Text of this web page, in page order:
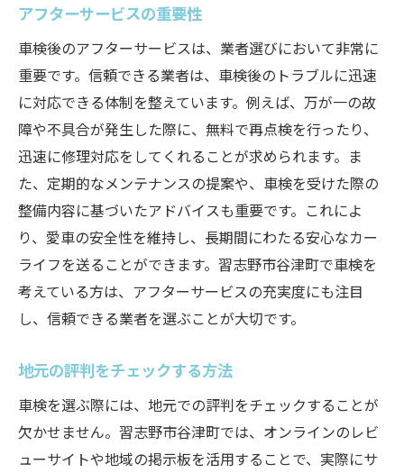
アフターサービスの重要性
車検後のアフターサービスは、業者選びにおいて非常に
重要です。信頼できる業者は、車検後のトラブルに迅速
に対応できる体制を整えています。例えば、万が一の故
障や不具合が発生した際に、無料で再点検を行ったり、
迅速に修理対応をしてくれることが求められます。ま
た、定期的なメンテナンスの提案や、車検を受けた際の
整備内容に基づいたアドバイスも重要です。これによ
り、愛車の安全性を維持し、長期間にわたる安心なカー
ライフを送ることができます。習志野市谷津町で車検を
考えている方は、アフターサービスの充実度にも注目
し、信頼できる業者を選ぶことが大切です。
地元の評判をチェックする方法
車検を選ぶ際には、地元での評判をチェックすることが
欠かせません。習志野市谷津町では、オンラインのレビ
ューサイトや地域の掲示板を活用することで、実際にサ